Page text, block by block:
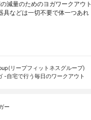
減量のためのヨガワークアウト
具などは一切不要で体一つあれ
リープフィットネスグループ)
-自宅で行う毎日のワークアウト
ー